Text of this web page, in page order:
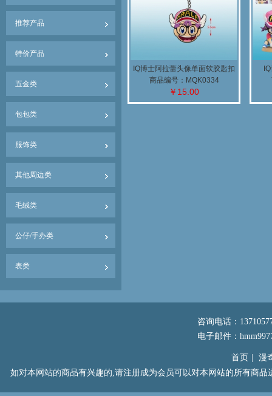
推荐产品
特价产品
五金类
包包类
服饰类
其他周边类
毛绒类
公仔/手办类
表类
IQ博士阿拉蕾头像单面软胶匙扣
商品编号：MQK0334
￥15.00
咨询电话：
电子邮件：
首页
漫
如对本网站的商品有兴趣的,请注册成为会员可以对本网站的所有商